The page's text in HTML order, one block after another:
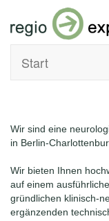
Start
Wir sind eine
in Berlin-
Wir bieten Ihnen
auf einem
gründlichen klinisch-
ergänzenden